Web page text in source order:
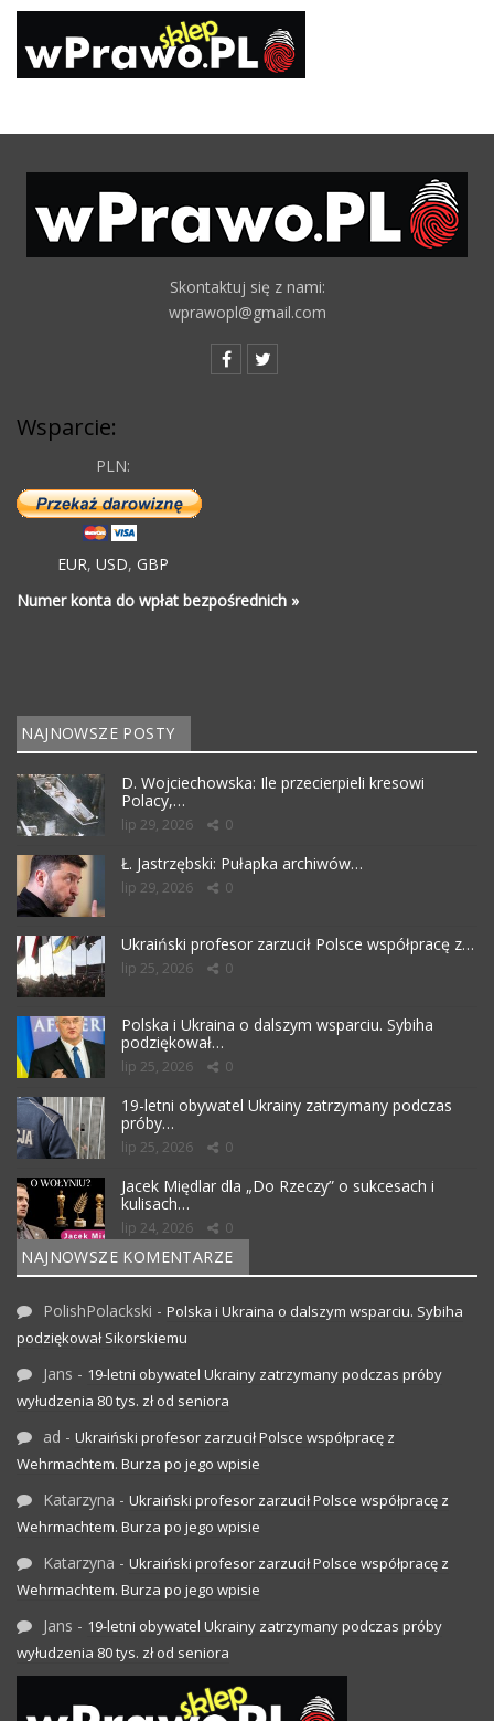
Skontaktuj się z nami:
wprawopl@gmail.com
Wsparcie:
PLN:
EUR, USD, GBP
Numer konta do wpłat bezpośrednich »
NAJNOWSZE POSTY
D. Wojciechowska: Ile przecierpieli kresowi
Polacy,…
lip 29, 2026 0
Ł. Jastrzębski: Pułapka archiwów…
lip 29, 2026 0
Ukraiński profesor zarzucił Polsce współpracę z…
lip 25, 2026 0
Polska i Ukraina o dalszym wsparciu. Sybiha
podziękował…
lip 25, 2026 0
19-letni obywatel Ukrainy zatrzymany podczas
próby…
lip 25, 2026 0
Jacek Międlar dla „Do Rzeczy” o sukcesach i
kulisach…
lip 24, 2026 0
NAJNOWSZE KOMENTARZE
PolishPolackski - Polska i Ukraina o dalszym wsparciu. Sybiha
podziękował Sikorskiemu
Jans - 19-letni obywatel Ukrainy zatrzymany podczas próby
wyłudzenia 80 tys. zł od seniora
ad - Ukraiński profesor zarzucił Polsce współpracę z
Wehrmachtem. Burza po jego wpisie
Katarzyna - Ukraiński profesor zarzucił Polsce współpracę z
Wehrmachtem. Burza po jego wpisie
Katarzyna - Ukraiński profesor zarzucił Polsce współpracę z
Wehrmachtem. Burza po jego wpisie
Jans - 19-letni obywatel Ukrainy zatrzymany podczas próby
wyłudzenia 80 tys. zł od seniora